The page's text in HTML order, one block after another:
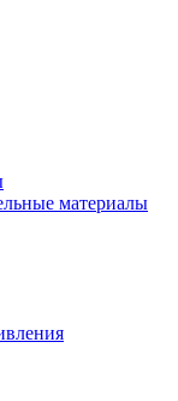
материалы